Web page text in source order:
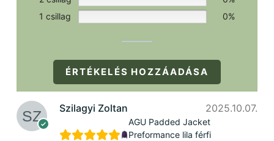
1 csillag
0%
ÉRTÉKELÉS HOZZÁADÁSA
Szilagyi Zoltan 2025.10.07.
AGU Padded Jacket
Preformance lila férfi